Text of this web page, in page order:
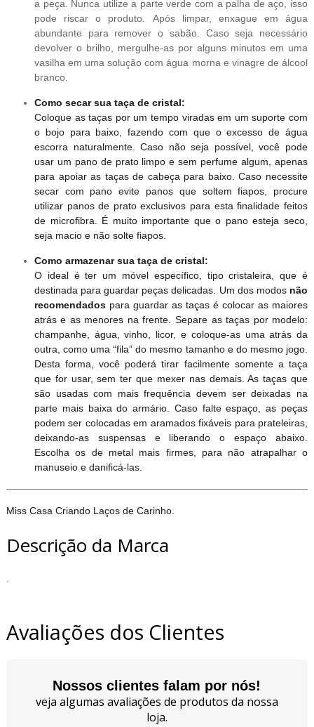
a peça. Nunca utilize a parte verde com a palha de aço, isso
pode riscar o produto. Após limpar, enxague em água
abundante para remover o sabão. Caso seja necessário
devolver o brilho, mergulhe-as por alguns minutos em uma
vasilha em uma solução com água morna e vinagre de álcool
branco.
Como secar sua taça de cristal:
Coloque as taças por um tempo viradas em um suporte com
o bojo para baixo, fazendo com que o excesso de água
escorra naturalmente. Caso não seja possível, você pode
usar um pano de prato limpo e sem perfume algum, apenas
para apoiar as taças de cabeça para baixo. Caso necessite
secar com pano evite panos que soltem fiapos, procure
utilizar panos de prato exclusivos para esta finalidade feitos
de microfibra. É muito importante que o pano esteja seco,
seja macio e não solte fiapos.
Como armazenar sua taça de cristal:
O ideal é ter um móvel específico, tipo cristaleira, que é
destinada para guardar peças delicadas. Um dos modos não
recomendadospara guardar as taças é colocar as maiores
atrás e as menores na frente. Separe as taças por modelo:
champanhe, água, vinho, licor, e coloque-as uma atrás da
outra, como uma “fila” do mesmo tamanho e do mesmo jogo.
Desta forma, você poderá tirar facilmente somente a taça
que for usar, sem ter que mexer nas demais. As taças que
são usadas com mais frequência devem ser deixadas na
parte mais baixa do armário. Caso falte espaço, as peças
podem ser colocadas em aramados fixáveis para prateleiras,
deixando-as suspensas e liberando o espaço abaixo.
Escolha os de metal mais firmes, para não atrapalhar o
manuseio e danificá-las.
Miss Casa Criando Laços de Carinho.
Descrição da Marca
.
Avaliações dos Clientes
Nossos clientes falam por nós!
veja algumas avaliações de produtos da nossa
loja.